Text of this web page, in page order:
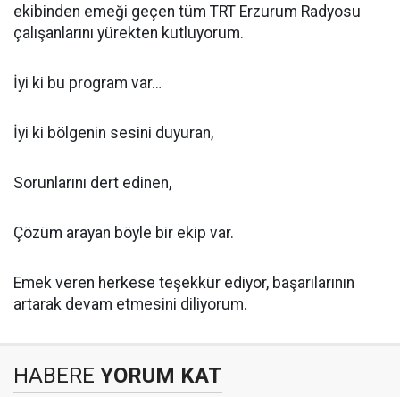
ekibinden emeği geçen tüm TRT Erzurum Radyosu
çalışanlarını yürekten kutluyorum.
İyi ki bu program var…
İyi ki bölgenin sesini duyuran,
Sorunlarını dert edinen,
Çözüm arayan böyle bir ekip var.
Emek veren herkese teşekkür ediyor, başarılarının
artarak devam etmesini diliyorum.
HABERE YORUM KAT